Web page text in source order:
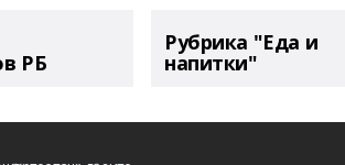
РБ
Рубрика "Еда и
напитки"